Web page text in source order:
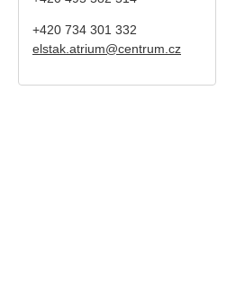
+420 734 301 332
elstak.atrium@centrum.cz